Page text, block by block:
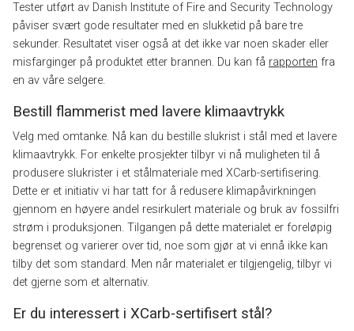
Tester utført av Danish Institute of Fire and Security Technology
påviser svært gode resultater med en slukketid på bare tre
sekunder. Resultatet viser også at det ikke var noen skader eller
misfarginger på produktet etter brannen. Du kan få rapporten fra
en av våre selgere.
Bestill flammerist med lavere klimaavtrykk
Velg med omtanke. Nå kan du bestille slukrist i stål med et lavere
klimaavtrykk. For enkelte prosjekter tilbyr vi nå muligheten til å
produsere slukrister i et stålmateriale med XCarb-sertifisering.
Dette er et initiativ vi har tatt for å redusere klimapåvirkningen
gjennom en høyere andel resirkulert materiale og bruk av fossilfri
strøm i produksjonen. Tilgangen på dette materialet er foreløpig
begrenset og varierer over tid, noe som gjør at vi ennå ikke kan
tilby det som standard. Men når materialet er tilgjengelig, tilbyr vi
det gjerne som et alternativ.
Er du interessert i XCarb-sertifisert stål?